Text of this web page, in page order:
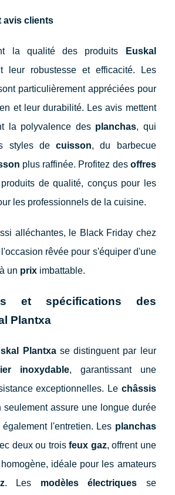
avis clients
la qualité des produits
Euskal
leur robustesse et efficacité. Les
particulièrement appréciées pour
et leur durabilité. Les avis mettent
la polyvalence des planchas, qui
styles decuisson, du barbecue
plus raffinée. Profitez des offres
de qualité, conçus pour les
les professionnels de la cuisine.
alléchantes, le Black Friday chez
rêvée pour s'équiper d'une
un prix imbattable.
et spécifications des
Plantxa
Plantxase distinguent par leur
inoxydable, garantissant une
exceptionnelles. Le châssis
assure une longue durée
l'entretien. Les planchas
deux ou troisfeux gaz, offrent une
idéale pour les amateurs
. Les modèles électriques se